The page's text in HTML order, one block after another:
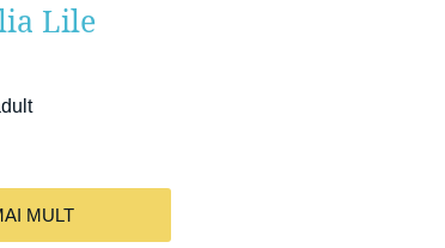
Lile
MULT